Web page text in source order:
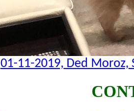
01-11-2019, Ded Moroz,